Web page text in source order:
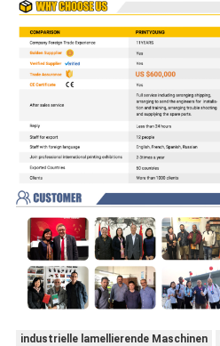
industrielle lamellierende Maschinen